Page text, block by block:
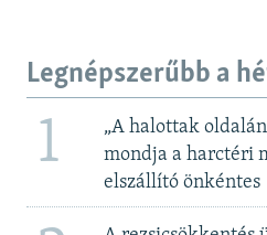
Legnépszerűbb a
1
„A halottak
mondja a harctéri
elszállító önkéntes